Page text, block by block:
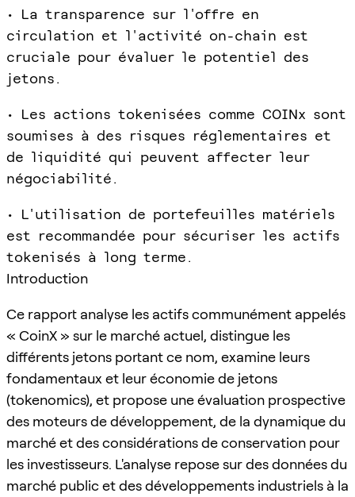
• La transparence sur l'offre en
circulation et l'activité on-chain est
cruciale pour évaluer le potentiel des
jetons.
• Les actions tokenisées comme COINx sont
soumises à des risques réglementaires et
de liquidité qui peuvent affecter leur
négociabilité.
• L'utilisation de portefeuilles matériels
est recommandée pour sécuriser les actifs
tokenisés à long terme.
Introduction
Ce rapport analyse les actifs communément appelés
« CoinX » sur le marché actuel, distingue les
différents jetons portant ce nom, examine leurs
fondamentaux et leur économie de jetons
(tokenomics), et propose une évaluation prospective
des moteurs de développement, de la dynamique du
marché et des considérations de conservation pour
les investisseurs. L'analyse repose sur des données du
marché public et des développements industriels à la